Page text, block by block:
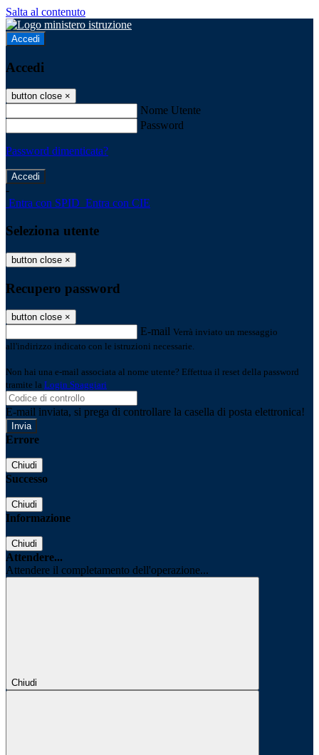
Salta al contenuto
Accedi
Accedi
button close ×
Nome Utente
Password
Password dimenticata?
-
Entra con SPID Entra con CIE
Seleziona utente
button close ×
Recupero password
button close ×
E-mail Verrà inviato un messaggio
all'indirizzo indicato con le istruzioni necessarie.
Non hai una e-mail associata al nome utente? Effettua il reset della password
tramite la Login Spaggiari
E-mail inviata, si prega di controllare la casella di posta elettronica!
Errore
Chiudi
Successo
Chiudi
Informazione
Chiudi
Attendere...
Attendere il completamento dell'operazione...
Chiudi